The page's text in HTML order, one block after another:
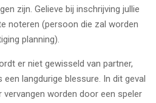
zijn. Gelieve bij inschrijving jullie
noteren (persoon die zal worden
planning).
er niet gewisseld van partner,
langdurige blessure. In dit geval
vervangen worden door een speler